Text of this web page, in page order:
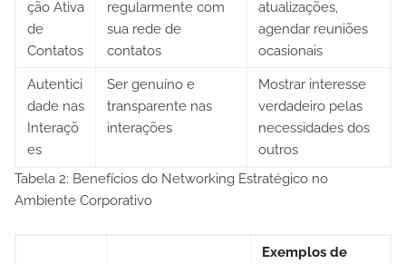
ção Ativa
de
Contatos
regularmente com
sua rede de
contatos
atualizações,
agendar reuniões
ocasionais
Autentici
dade nas
Interaçõ
es
Ser genuíno e
transparente nas
interações
Mostrar interesse
verdadeiro pelas
necessidades dos
outros
Tabela 2: Benefícios do Networking Estratégico no
Ambiente Corporativo
Exemplos de